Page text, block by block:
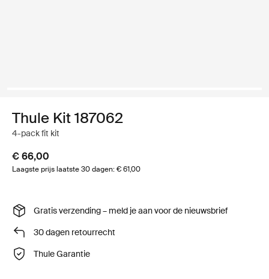
Thule Kit 187062
4-pack fit kit
€ 66,00
Laagste prijs laatste 30 dagen: € 61,00
Gratis verzending – meld je aan voor de nieuwsbrief
30 dagen retourrecht
Thule Garantie